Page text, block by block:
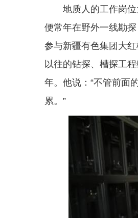
地质人的工作岗
便常年在野外一线勘
参与新疆有色集团大
以往的钻探、槽探工
年。他说：“不管前面
累。”